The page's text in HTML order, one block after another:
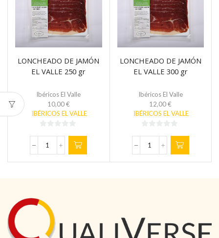
cantidad
cantidad
LONCHEADO DE JAMÓN
EL VALLE 250 gr
Ibéricos El Valle
10,00€
IBÉRICOS EL VALLE
de
5
LONCHEADO
gr
cantidad
LONCHEADO DE JAMÓN
EL VALLE 300 gr
Ibéricos El Valle
12,00€
IBÉRICOS EL VALLE
de
5
LONCHEADO